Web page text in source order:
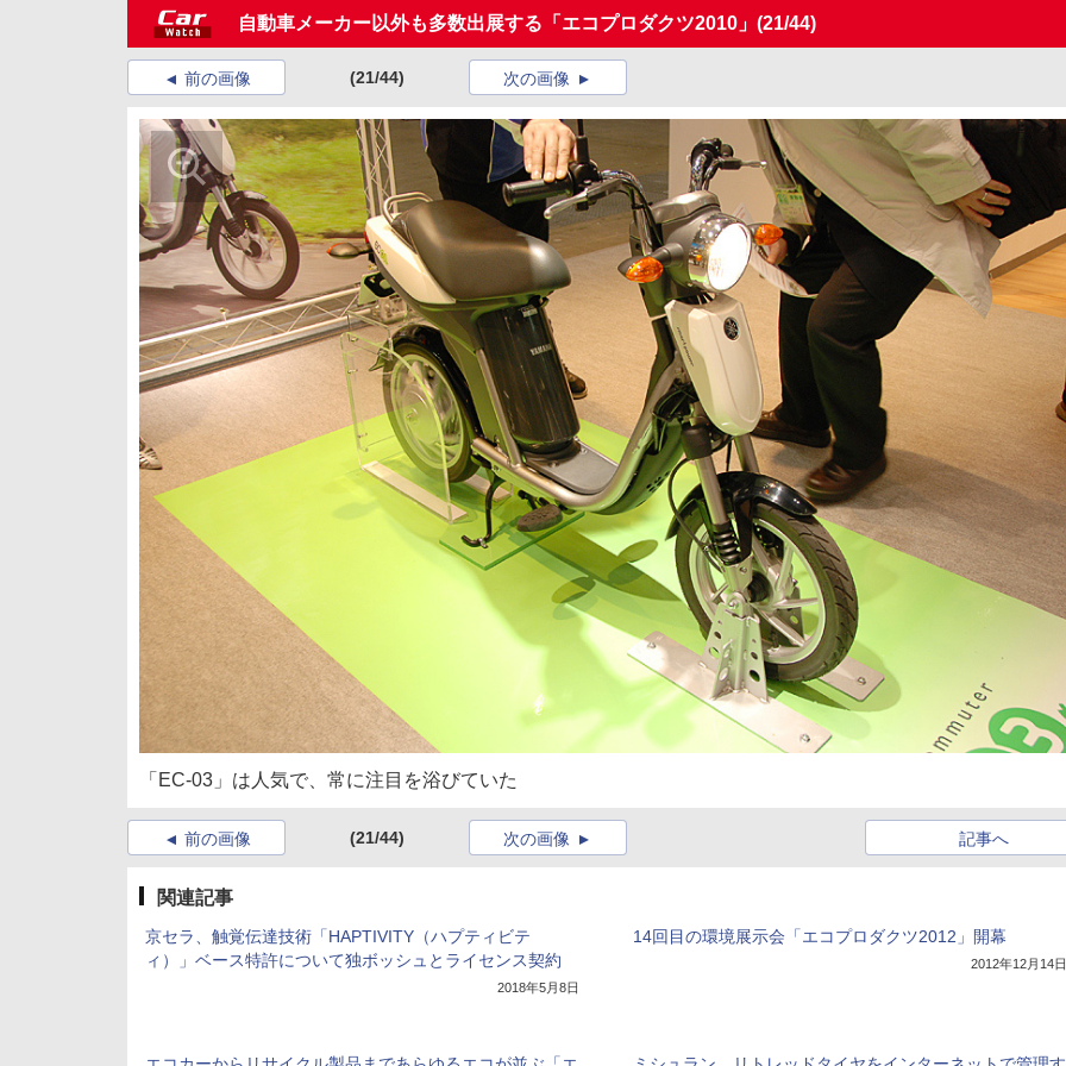
自動車メーカー以外も多数出展する「エコプロダクツ2010」 (21/44)
前の画像 (21/44) 次の画像
「EC-03」は人気で、常に注目を浴びていた
前の画像 (21/44) 記事へ
次の画像
関連記事
京セラ、触覚伝達技術「HAPTIVITY（ハプティビテ
ィ）」ベース特許について独ボッシュとライセンス契約
2018年5月8日
14回目の環境展示会「エコプロダクツ2012」開幕
2012年12月14日